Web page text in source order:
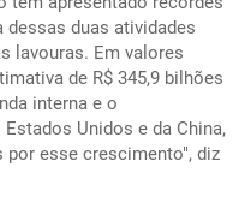
duas atividades
lavouras. Em valores
de R$ 345,9 bilhões
interna e o
Unidos e da China,
esse crescimento", diz